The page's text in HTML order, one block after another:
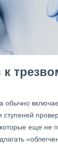
обычно
ступеней
еще не